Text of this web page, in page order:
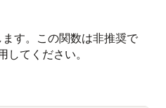
す。この関数は非推奨で
してください。